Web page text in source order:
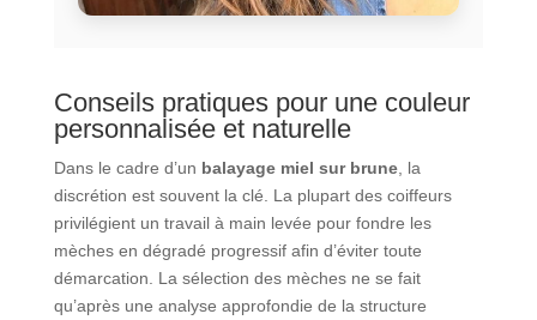
Conseils pratiques pour une couleur
personnalisée et naturelle
Dans le cadre d’un balayage miel sur brune, la
discrétion est souvent la clé. La plupart des coiffeurs
privilégient un travail à main levée pour fondre les
mèches en dégradé progressif afin d’éviter toute
démarcation. La sélection des mèches ne se fait
qu’après une analyse approfondie de la structure